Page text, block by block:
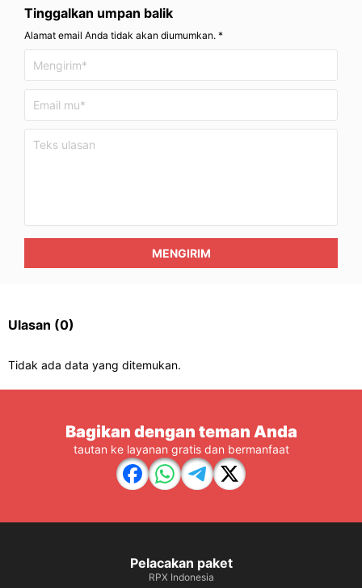
Tinggalkan umpan balik
Alamat email Anda tidak akan diumumkan. *
MENGIRIM
Ulasan (0)
Tidak ada data yang ditemukan.
Bagikan dengan teman Anda
tautan ke layanan gratis dan bermanfaat
Pelacakan paket
RPX Indonesia